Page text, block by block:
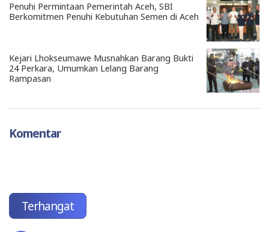
Penuhi Permintaan Pemerintah Aceh, SBI
Berkomitmen Penuhi Kebutuhan Semen di Aceh
Kejari Lhokseumawe Musnahkan Barang Bukti
24 Perkara, Umumkan Lelang Barang
Rampasan
Komentar
Terhangat